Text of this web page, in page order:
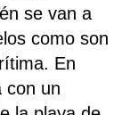
se van a
como son
En
con un